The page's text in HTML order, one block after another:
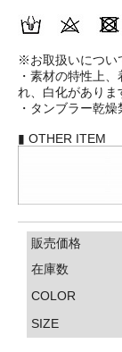
※お取扱いにつ
・素材の特性上
れ、白化がありま
・タンブラー乾燥
▮ OTHER ITEM
販売価格
在庫数
COLOR
SIZE